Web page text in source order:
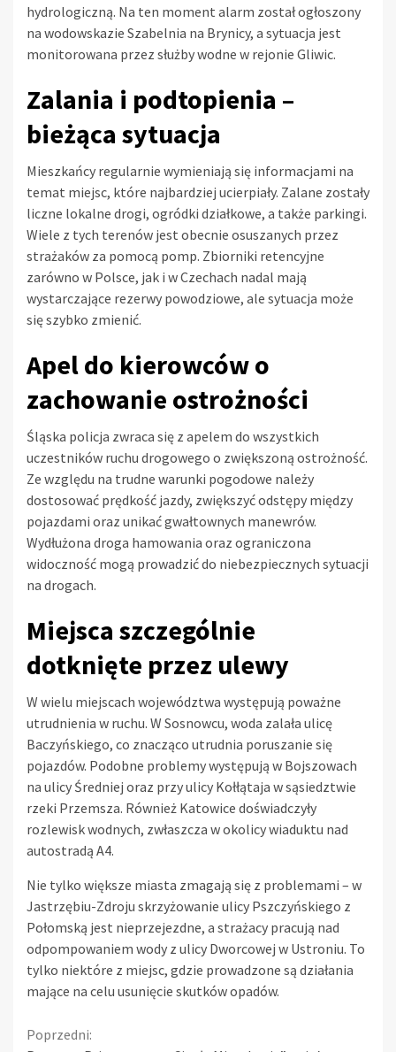
hydrologiczną. Na ten moment alarm został ogłoszony
na wodowskazie Szabelnia na Brynicy, a sytuacja jest
monitorowana przez służby wodne w rejonie Gliwic.
Zalania i podtopienia –
bieżąca sytuacja
Mieszkańcy regularnie wymieniają się informacjami na
temat miejsc, które najbardziej ucierpiały. Zalane zostały
liczne lokalne drogi, ogródki działkowe, a także parkingi.
Wiele z tych terenów jest obecnie osuszanych przez
strażaków za pomocą pomp. Zbiorniki retencyjne
zarówno w Polsce, jak i w Czechach nadal mają
wystarczające rezerwy powodziowe, ale sytuacja może
się szybko zmienić.
Apel do kierowców o
zachowanie ostrożności
Śląska policja zwraca się z apelem do wszystkich
uczestników ruchu drogowego o zwiększoną ostrożność.
Ze względu na trudne warunki pogodowe należy
dostosować prędkość jazdy, zwiększyć odstępy między
pojazdami oraz unikać gwałtownych manewrów.
Wydłużona droga hamowania oraz ograniczona
widoczność mogą prowadzić do niebezpiecznych sytuacji
na drogach.
Miejsca szczególnie
dotknięte przez ulewy
W wielu miejscach województwa występują poważne
utrudnienia w ruchu. W Sosnowcu, woda zalała ulicę
Baczyńskiego, co znacząco utrudnia poruszanie się
pojazdów. Podobne problemy występują w Bojszowach
na ulicy Średniej oraz przy ulicy Kołłątaja w sąsiedztwie
rzeki Przemsza. Również Katowice doświadczyły
rozlewisk wodnych, zwłaszcza w okolicy wiaduktu nad
autostradą A4.
Nie tylko większe miasta zmagają się z problemami – w
Jastrzębiu-Zdroju skrzyżowanie ulicy Pszczyńskiego z
Połomską jest nieprzejezdne, a strażacy pracują nad
odpompowaniem wody z ulicy Dworcowej w Ustroniu. To
tylko niektóre z miejsc, gdzie prowadzone są działania
mające na celu usunięcie skutków opadów.
Continue
Poprzedni: